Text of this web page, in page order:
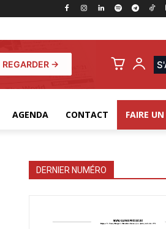
REGARDER →
AGENDA CONTACT FAIRE
DERNIER NUMÉRO